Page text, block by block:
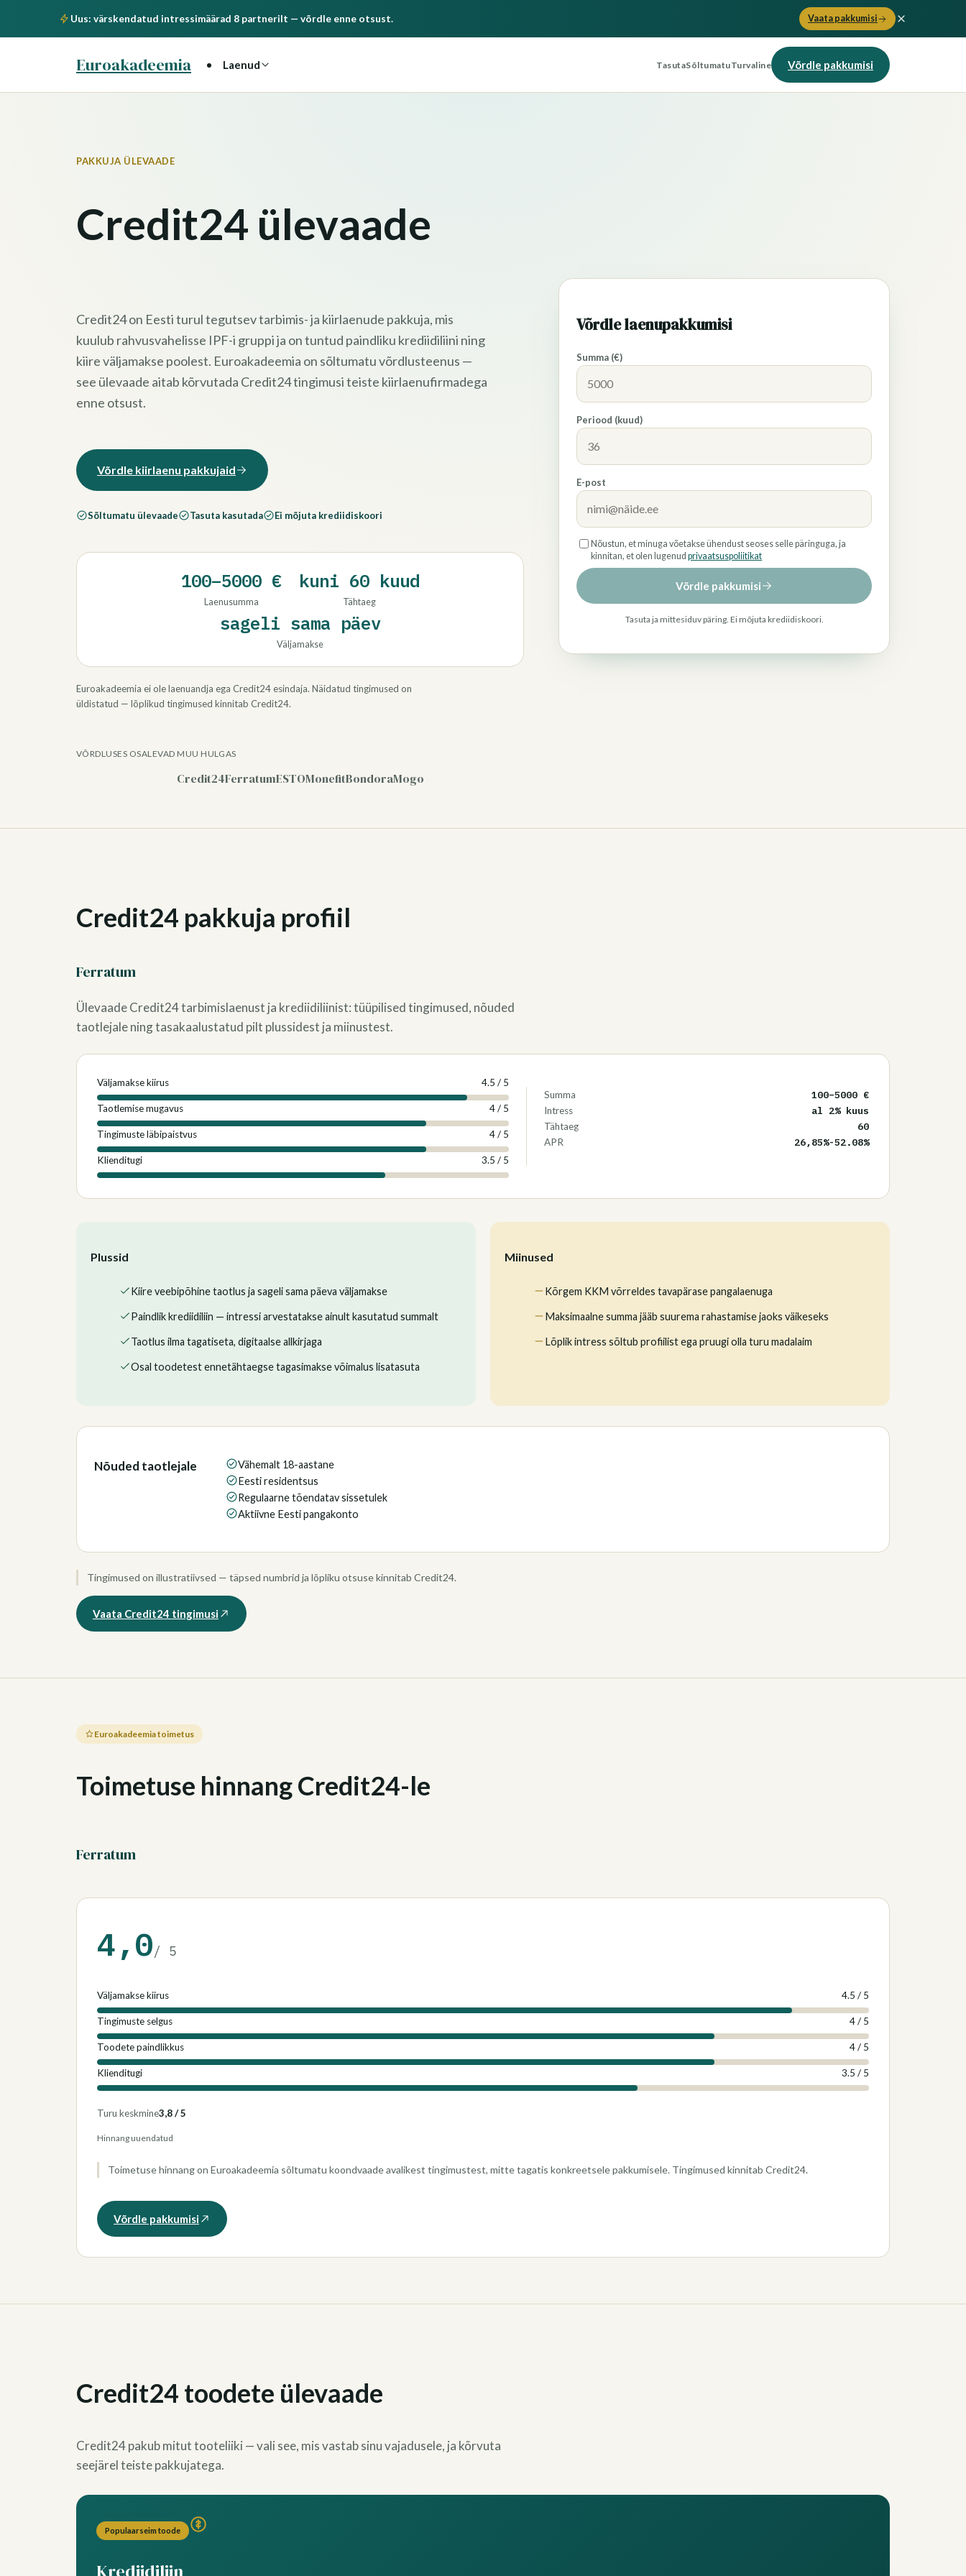
Uus: värskendatud intressimäärad 8 partnerilt — võrdle enne otsust. Vaata pakkumisi
Euroakadeemia Laenud TasutaSõltumatuTurvaline Võrdle pakkumisi
PAKKUJA ÜLEVAADE
Credit24 ülevaade
Credit24 on Eesti turul tegutsev tarbimis- ja kiirlaenude pakkuja, mis
kuulub rahvusvahelisse IPF-i gruppi ja on tuntud paindliku krediidiliini ning
kiire väljamakse poolest. Euroakadeemia on sõltumatu võrdlusteenus —
see ülevaade aitab kõrvutada Credit24 tingimusi teiste kiirlaenufirmadega
enne otsust.
Võrdle kiirlaenu pakkujaid
Sõltumatu ülevaade Tasuta kasutada Ei mõjuta krediidiskoori
100–5000 €
Laenusumma
kuni 60 kuud
Tähtaeg
sageli sama päev
Väljamakse
Euroakadeemia ei ole laenuandja ega Credit24 esindaja. Näidatud tingimused on
üldistatud — lõplikud tingimused kinnitab Credit24.
VÕRDLUSES OSALEVAD MUU HULGAS
Credit24FerratumESTOMonefitBondoraMogo
Võrdle laenupakkumisi
Summa (€)
Periood (kuud)
E-post
Nõustun, et minuga võetakse ühendust seoses selle päringuga, ja
kinnitan, et olen lugenud privaatsuspoliitikat
Võrdle pakkumisi
Tasuta ja mittesiduv päring. Ei mõjuta krediidiskoori.
Credit24 pakkuja profiil
Ferratum
Ülevaade Credit24 tarbimislaenust ja krediidiliinist: tüüpilised tingimused, nõuded
taotlejale ning tasakaalustatud pilt plussidest ja miinustest.
Väljamakse kiirus 4.5 / 5
Taotlemise mugavus 4 / 5
Tingimuste läbipaistvus 4 / 5
Klienditugi 3.5 / 5
Summa 100–5000 €
Intress al 2% kuus
Tähtaeg 60
APR 26,85%-52.08%
Plussid
Kiire veebipõhine taotlus ja sageli sama päeva väljamakse
Paindlik krediidiliin — intressi arvestatakse ainult kasutatud summalt
Taotlus ilma tagatiseta, digitaalse allkirjaga
Osal toodetest ennetähtaegse tagasimakse võimalus lisatasuta
Miinused
Kõrgem KKM võrreldes tavapärase pangalaenuga
Maksimaalne summa jääb suurema rahastamise jaoks väikeseks
Lõplik intress sõltub profiilist ega pruugi olla turu madalaim
Nõuded taotlejale
Vähemalt 18-aastane
Eesti residentsus
Regulaarne tõendatav sissetulek
Aktiivne Eesti pangakonto
Tingimused on illustratiivsed — täpsed numbrid ja lõpliku otsuse kinnitab Credit24.
Vaata Credit24 tingimusi
Euroakadeemia toimetus
Toimetuse hinnang Credit24-le
Ferratum
4,0/ 5
Väljamakse kiirus 4.5 / 5
Tingimuste selgus 4/ 5
Toodete paindlikkus 4/ 5
Klienditugi 3.5 / 5
Turu keskmine3,8 / 5
Hinnang uuendatud
Toimetuse hinnang on Euroakadeemia sõltumatu koondvaade avalikest tingimustest, mitte tagatis konkreetsele pakkumisele. Tingimused kinnitab Credit24.
Võrdle pakkumisi
Credit24 toodete ülevaade
Credit24 pakub mitut tooteliiki — vali see, mis vastab sinu vajadusele, ja kõrvuta
seejärel teiste pakkujatega.
Populaarseim toode
Krediidiliin